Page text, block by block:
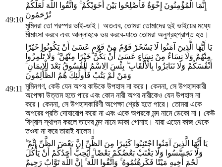
49:10
إِنَّمَا الْمُؤْمِنُونَ إِخْوَةٌ فَأَصْلِحُوا بَيْنَ أَخَوَيْكُمْ ۚ وَاتَّقُوا اللَّهَ لَعَلَّكُمْ
تُرْحَمُونَ
মুমিনরা তো পরস্পর ভাই-ভাই। অতএব, তোমরা তোমাদের দুই ভাইয়ের মধ্যে
মীমাংসা করবে এবং আল্লাহকে ভয় করবে-যাতে তোমরা অনুগ্রহপ্রাপ্ত হও।
49:11
يَا أَيُّهَا الَّذِينَ آمَنُوا لَا يَسْخَرْ قَوْمٌ مِنْ قَوْمٍ عَسَىٰ أَنْ يَكُونُوا خَيْرًا
مِنْهُمْ وَلَا نِسَاءٌ مِنْ نِسَاءٍ عَسَىٰ أَنْ يَكُنَّ خَيْرًا مِنْهُنَّ ۖ وَلَا تَلْمِزُوا
أَنْفُسَكُمْ وَلَا تَنَابَزُوا بِالْأَلْقَابِ ۖ بِئْسَ الِاسْمُ الْفُسُوقُ بَعْدَ الْإِيمَانِ ۚ
وَمَنْ لَمْ يَتُبْ فَأُولَٰئِكَ هُمُ الظَّالِمُونَ
মুমিনগণ, কেউ যেন অপর কাউকে উপহাস না করে। কেননা, সে উপহাসকারী
অপেক্ষা উত্তম হতে পারে এবং কোন নারী অপর নারীকেও যেন উপহাস না
করে। কেননা, সে উপহাসকারিণী অপেক্ষা শ্রেষ্ঠ হতে পারে। তোমরা একে
অপরের প্রতি দোষারোপ করো না এবং একে অপরকে মন্দ নামে ডেকো না। কেউ
বিশ্বাস স্থাপন করলে তাদের মন্দ নামে ডাকা গোনাহ। যারা এহেন কাজ থেকে
তওবা না করে তারাই যালেম।
يَا أَيُّهَا الَّذِينَ آمَنُوا اجْتَنِبُوا كَثِيرًا مِنَ الظَّنِّ إِنَّ بَعْضَ الظَّنِّ إِثْمٌ ۖ
وَلَا تَجَسَّسُوا وَلَا يَغْتَبْ بَعْضُكُمْ بَعْضًا ۚ أَيُحِبُّ أَحَدُكُمْ أَنْ يَأْكُلَ
لَحْمَ أَخِيهِ مَيْتًا فَكَرِهْتُمُوهُ ۚ وَاتَّقُوا اللَّهَ ۚ إِنَّ اللَّهَ تَوَّابٌ رَحِيمٌ